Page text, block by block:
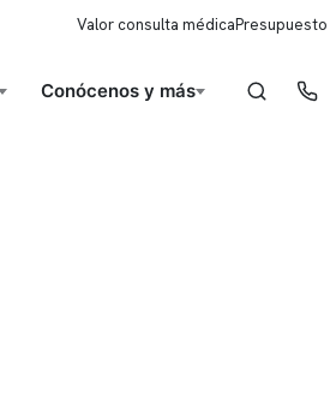
Valor consulta médica
Conócenos y más